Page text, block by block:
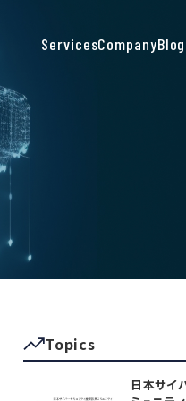
ServicesCompanyBlog
Topics
日本サイ